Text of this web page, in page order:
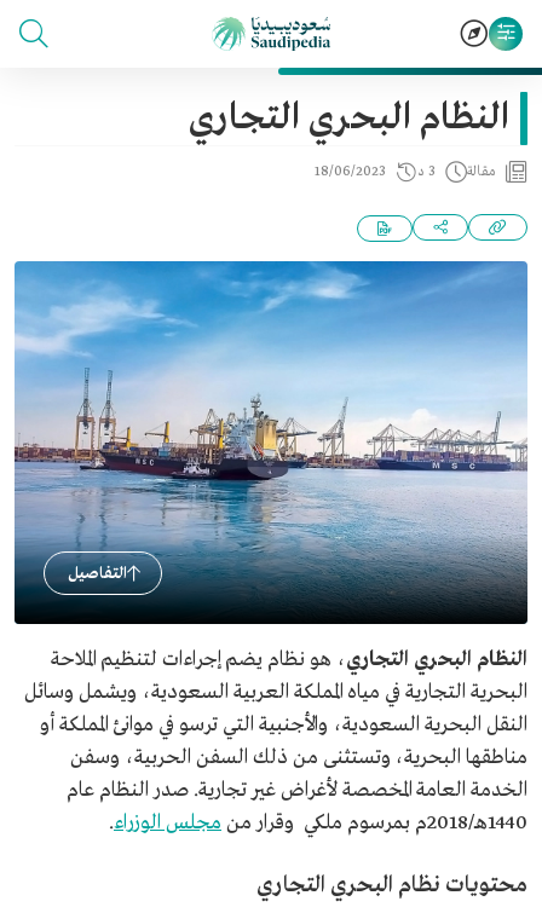
النظام البحري التجاري
مقالة 3 د 18/06/2023
التفاصيل
النظام البحري التجاري، هو نظام يضم إجراءات لتنظيم الملاحة
البحرية التجارية في مياه المملكة العربية السعودية، ويشمل وسائل
النقل البحرية السعودية، والأجنبية التي ترسو في موانئ المملكة أو
مناطقها البحرية، وتستثنى من ذلك السفن الحربية، وسفن
الخدمة العامة المخصصة لأغراض غير تجارية. صدر النظام عام
1440هـ/2018م بمرسوم ملكي وقرار من
مجلس الوزراء.
محتويات نظام البحري التجاري